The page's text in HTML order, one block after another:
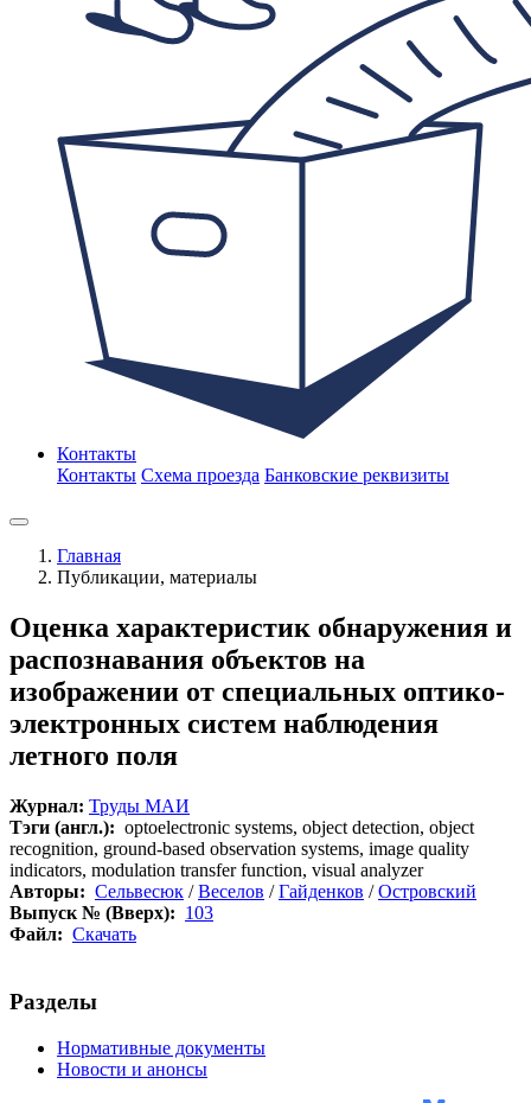
Контакты
Контакты Схема проезда Банковские реквизиты
Главная
Публикации, материалы
Оценка характеристик обнаружения и
распознавания объектов на
изображении от специальных оптико-
электронных систем наблюдения
летного поля
Журнал: Труды МАИ
Тэги (англ.): optoelectronic systems, object detection, object
recognition, ground-based observation systems, image quality
indicators, modulation transfer function, visual analyzer
Авторы: Сельвесюк /Веселов /Гайденков /Островский
Выпуск № (Вверх): 103
Файл: Скачать
Разделы
Нормативные документы
Новости и анонсы